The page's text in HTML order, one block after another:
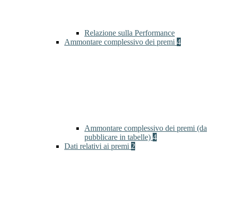
Relazione sulla Performance
Ammontare complessivo dei premi 4
Ammontare complessivo dei premi (da
pubblicare in tabelle) 4
Dati relativi ai premi 2